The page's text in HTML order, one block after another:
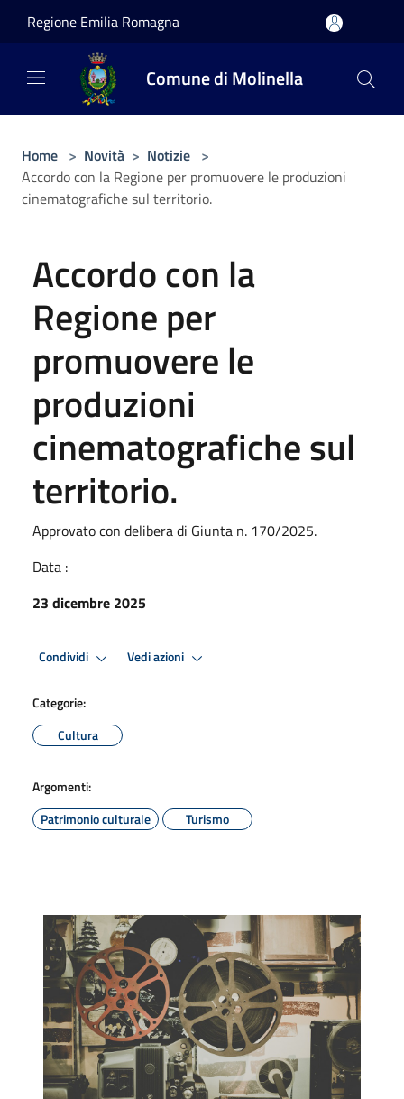
Regione Emilia Romagna
Comune di Molinella
Home > Novità > Notizie >
Accordo con la Regione per promuovere le produzioni
cinematografiche sul territorio.
Accordo con la
Regione per
promuovere le
produzioni
cinematografiche sul
territorio.
Approvato con delibera di Giunta n. 170/2025.
Data :
23 dicembre 2025
Condividi Vedi azioni
Categorie:
Cultura
Argomenti:
Patrimonio culturale
Turismo